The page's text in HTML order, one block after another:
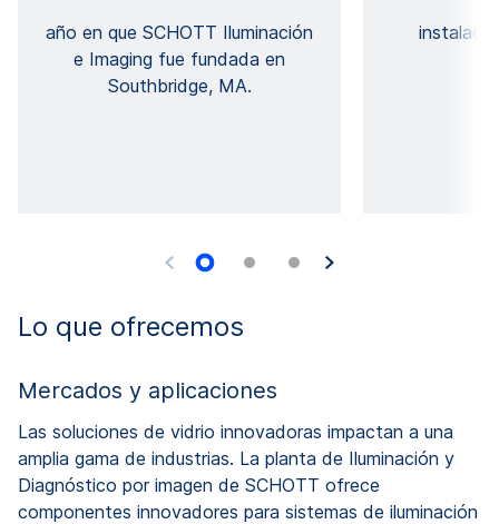
año en que SCHOTT Iluminación
e Imaging fue fundada en
Southbridge, MA.
Lo que ofrecemos
Mercados y aplicaciones
Las soluciones de vidrio innovadoras impactan a una
amplia gama de industrias. La planta de Iluminación y
Diagnóstico por imagen de SCHOTT ofrece
componentes innovadores para sistemas de iluminación